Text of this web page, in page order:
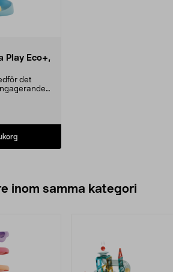
Play Eco+,
det
inom samma kategori